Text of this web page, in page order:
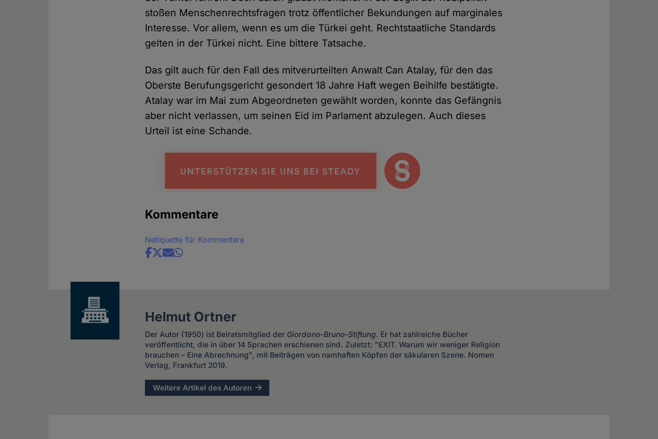
stoßen Menschenrechtsfragen trotz öffentlicher Bekundungen auf marginales
Interesse. Vor allem, wenn es um die Türkei geht. Rechtstaatliche Standards
gelten in der Türkei nicht. Eine bittere Tatsache.
Das gilt auch für den Fall des mitverurteilten Anwalt Can Atalay, für den das
Oberste Berufungsgericht gesondert 18 Jahre Haft wegen Beihilfe bestätigte.
Atalay war im Mai zum Abgeordneten gewählt worden, konnte das Gefängnis
aber nicht verlassen, um seinen Eid im Parlament abzulegen. Auch dieses
Urteil ist eine Schande.
Kommentare
Netiquette für Kommentare
Share
Helmut Ortner
Der Autor (1950) ist Beiratsmitglied der Giordano-Bruno-Stiftung. Er hat zahlreiche Bücher
veröffentlicht, die in über 14 Sprachen erschienen sind. Zuletzt: "EXIT. Warum wir weniger Religion
brauchen – Eine Abrechnung", mit Beiträgen von namhaften Köpfen der säkularen Szene. Nomen
Verlag, Frankfurt 2019.
Weitere Artikel des Autoren